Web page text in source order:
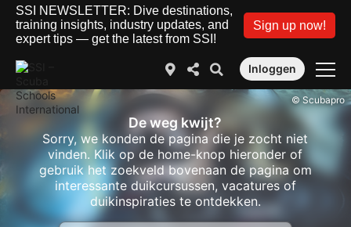
SSI NEWSLETTER: Dive destinations,
training insights, industry updates, and
expert tips — get the latest from SSI!
Sign up now!
Inloggen
De weg kwijt?
Sorry, we konden de pagina die je zocht niet
vinden. Klik op de home-knop hieronder of
gebruik het zoekveld bovenaan de pagina om
interessante duikcursussen, vacatures of
duikinspiraties te ontdekken.
© Scubapro